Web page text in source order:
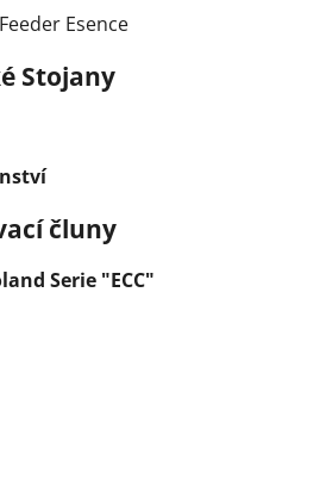
Esence
Stojany
čluny
Serie "ECC"